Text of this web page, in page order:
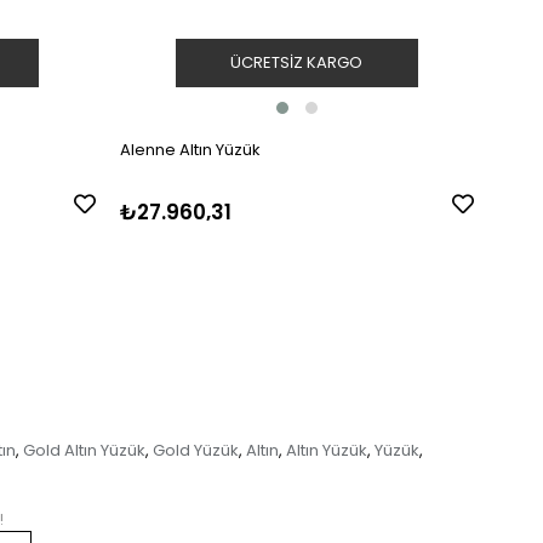
Alenne Altın Yüzük
₺27.960,31
ÜCRETSIZ KARGO
, Gold Altın Yüzük, Gold Yüzük, Altın, Altın Yüzük, Yüzük,